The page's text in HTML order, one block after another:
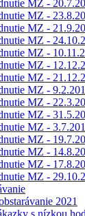
MZ -
MZ -
MZ -
MZ -
MZ -
MZ -
MZ -
MZ -
MZ -
MZ -
MZ -
MZ -
MZ -
MZ -
MZ -
2021
s nízkou